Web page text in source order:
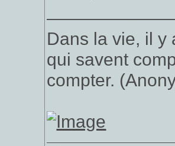
Dans la vie, il y
qui savent
compter.